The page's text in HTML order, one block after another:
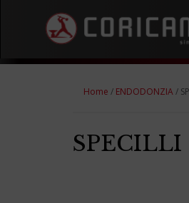
Home / ENDODONZIA/
SPECILLI